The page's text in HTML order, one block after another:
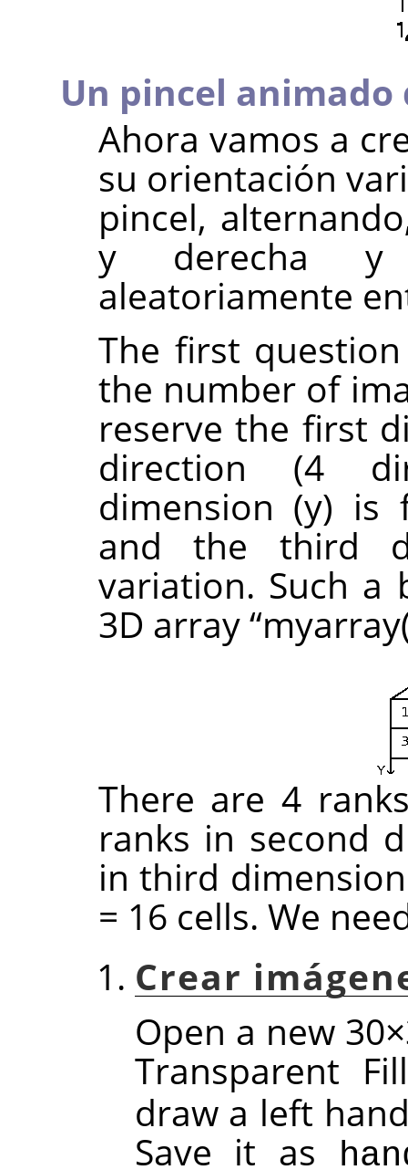
Un pincel animado
Ahora vamos a
su orientación
pincel,
y derecha y
aleatoriamente
The first
the number of
reserve the first
direction (4
dimension (y) is
and the third
variation. Such a
3D array“
There are 4
ranks in second
in third
= 16 cells. We
Crear
Open a new
Transparent
draw a left
Save it as